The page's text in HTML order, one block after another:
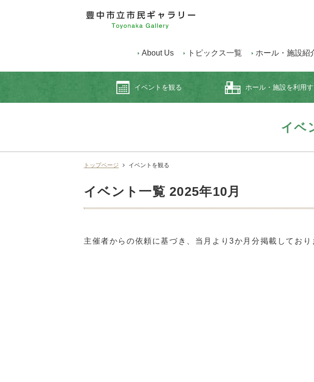
About Us トピックス一覧 ホール・施設紹
イベントを観る ホール・施設を利用す
イベ
トップページ イベントを観る
イベント一覧 2025年10月
主催者からの依頼に基づき、当月より3か月分掲載しており